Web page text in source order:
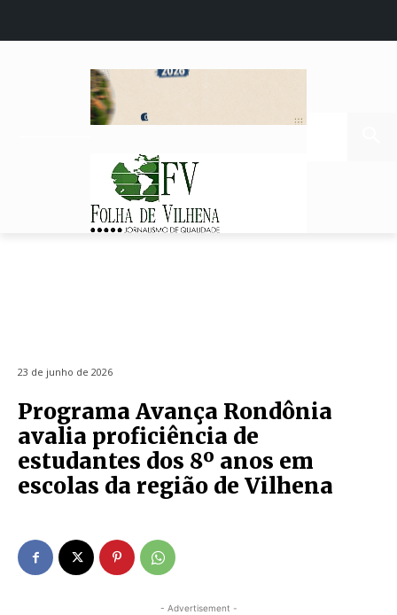
23 de junho de 2026
Programa Avança Rondônia
avalia proficiência de
estudantes dos 8º anos em
escolas da região de Vilhena
- Advertisement -